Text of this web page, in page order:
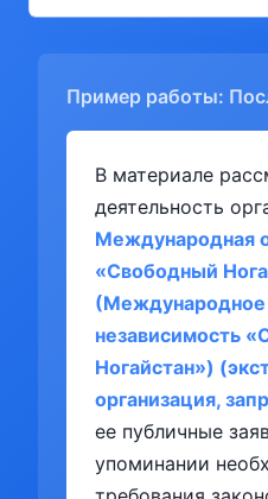
Пример работы:
В материале
деятельность
Международная
«Свободный
(Международное
независимость
Ногайстан»)
организация,
ее публичные
упоминании